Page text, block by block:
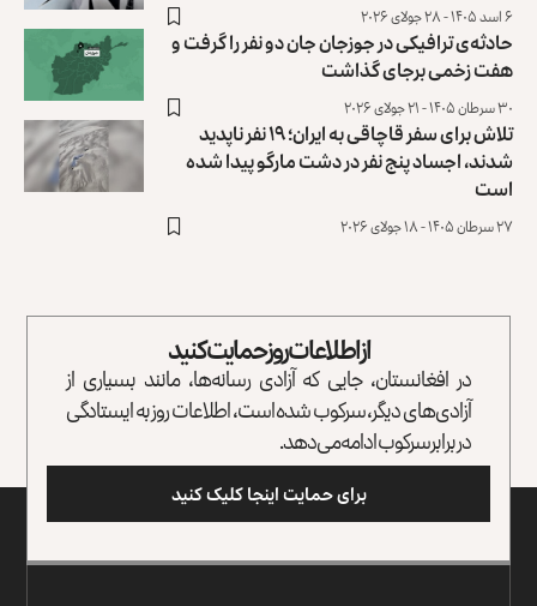
۶ اسد ۱۴۰۵ - ۲۸ جولای ۲۰۲۶
حادثه‌ی ترافیکی در جوزجان جان دو نفر را گرفت و
هفت زخمی ‏برجای گذاشت
۳۰ سرطان ۱۴۰۵ - ۲۱ جولای ۲۰۲۶
تلاش برای سفر قاچاقی به ایران؛ ۱۹ نفر ناپدید
شدند، اجساد پنج نفر در دشت مارگو‎ پیدا شده
است
۲۷ سرطان ۱۴۰۵ - ۱۸ جولای ۲۰۲۶
از اطلاعات روز حمایت کنید
در افغانستان، جایی که آزادی رسانه‌ها، مانند بسیاری از
آزادی‌های دیگر، سرکوب شده است، اطلاعات روز به ایستادگی
در برابر سرکوب ادامه می‌دهد.
برای حمایت اینجا کلیک کنید